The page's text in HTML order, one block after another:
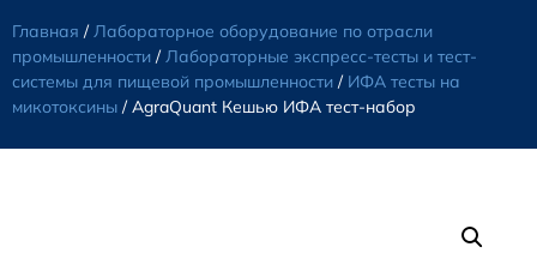
Главная /Лабораторное оборудование по отрасли
промышленности /Лабораторные экспресс-тесты и тест-
системы для пищевой промышленности / ИФА тесты на
микотоксины / AgraQuant Кешью ИФА тест-набор